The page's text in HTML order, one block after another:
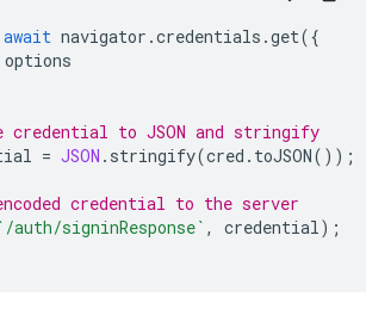
await navigator .credentials .get({
options
credential to JSON and stringify
= JSON . stringify(cred . toJSON());
credential to the server
`/auth/signinResponse` , credential);